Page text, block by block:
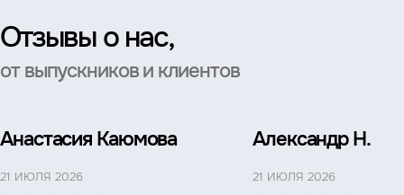
Отзывы о нас,
от выпускников и клиентов
Анастасия Каюмова
21 ИЮЛЯ 2026
Александр Н.
21 ИЮЛЯ 2026